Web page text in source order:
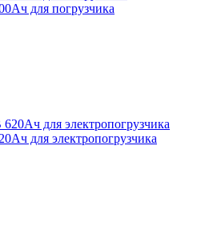
для погрузчика
для электропогрузчика